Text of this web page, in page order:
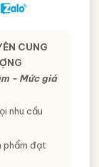
CUNG
- Mức giá
nhu cầu
phẩm đạt